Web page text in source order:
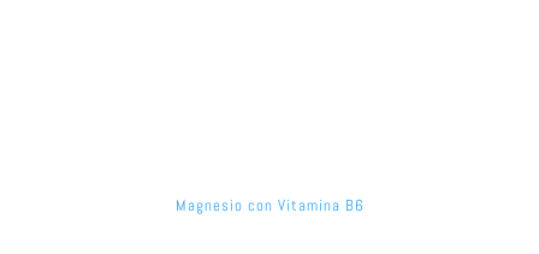
Magnesio con Vitamina B6